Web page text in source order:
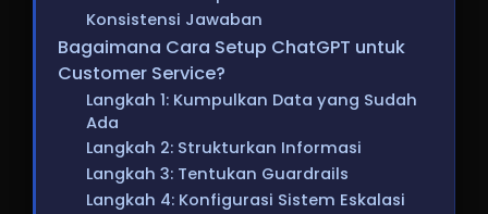
Konsistensi Jawaban
Bagaimana Cara Setup ChatGPT untuk
Customer Service?
Langkah 1: Kumpulkan Data yang Sudah
Ada
Langkah 2: Strukturkan Informasi
Langkah 3: Tentukan Guardrails
Langkah 4: Konfigurasi Sistem Eskalasi